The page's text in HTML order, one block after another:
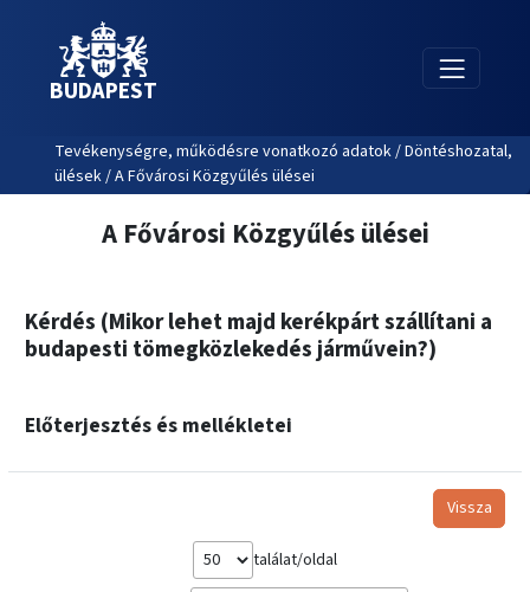
BUDAPEST
Tevékenységre, működésre vonatkozó adatok / Döntéshozatal,
ülések / A Fővárosi Közgyűlés ülései
A Fővárosi Közgyűlés ülései
Kérdés (Mikor lehet majd kerékpárt szállítani a
budapesti tömegközlekedés járművein?)
Előterjesztés és mellékletei
Vissza
találat/oldal